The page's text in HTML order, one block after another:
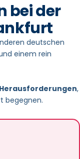
Rente,
Auch
Nachweisen belegt
bei der
deutschen
einem rein
,
begegnen.